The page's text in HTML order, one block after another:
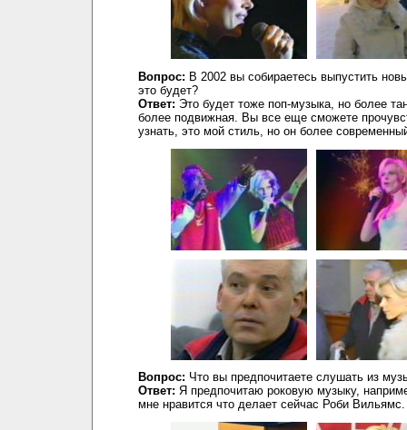
Вопрос: В 2002 вы собираетесь выпустить
это будет?
Ответ: Это будет тоже поп-музыка, но более
более подвижная. Вы все еще сможете
узнать, это мой стиль, но он более
Вопрос: Что вы предпочитаете слушать из
Ответ: Я предпочитаю роковую музыку,
мне нравится что делает сейчас Роби Вильямс.